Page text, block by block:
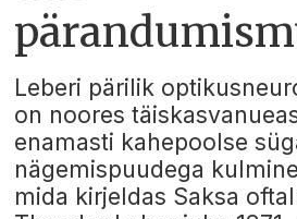
Leberi pärilik
on noores
enamasti kahepoolse
nägemispuudega
mida kirjeldas Saksa